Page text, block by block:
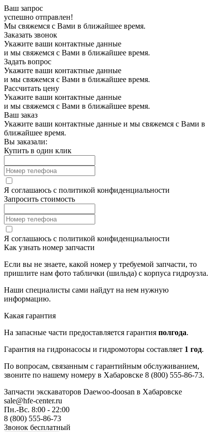
Ваш запрос
успешно отправлен!
Мы свяжемся с Вами в ближайшее время.
Заказать звонок
Укажите ваши контактные данные
и мы свяжемся с Вами в ближайшее время.
Задать вопрос
Укажите ваши контактные данные
и мы свяжемся с Вами в ближайшее время.
Рассчитать цену
Укажите ваши контактные данные
и мы свяжемся с Вами в ближайшее время.
Ваш заказ
Укажите ваши контактные данные и мы свяжемся с Вами в
ближайшее время.
Вы заказали:
Купить в один клик
Я соглашаюсь с политикой конфиденциальности
Запросить стоимость
Я соглашаюсь с политикой конфиденциальности
Как узнать номер запчасти
Если вы не знаете, какой номер у требуемой запчасти, то
пришлите нам фото таблички (шильда) с корпуса гидроузла.
Наши специалисты сами найдут на нем нужную
информацию.
Какая гарантия
На запасные части предоставляется гарантия полгода.
Гарантия на гидронасосы и гидромоторы составляет 1 год.
По вопросам, связанным с гарантийным обслуживанием,
звоните по нашему номеру в Хабаровске 8 (800) 555-86-73.
Запчасти экскаваторов Daewoo-doosan в Хабаровске
sale@hfe-center.ru
Пн.-Вс. 8:00 - 22:00
8 (800) 555-86-73
Звонок бесплатный